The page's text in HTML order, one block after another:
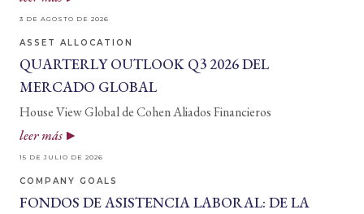
3 DE AGOSTO DE 2026
ASSET ALLOCATION
QUARTERLY OUTLOOK Q3 2026 DEL
MERCADO GLOBAL
House View Global de Cohen Aliados Financieros
leer más
15 DE JULIO DE 2026
COMPANY GOALS
FONDOS DE ASISTENCIA LABORAL: DE LA